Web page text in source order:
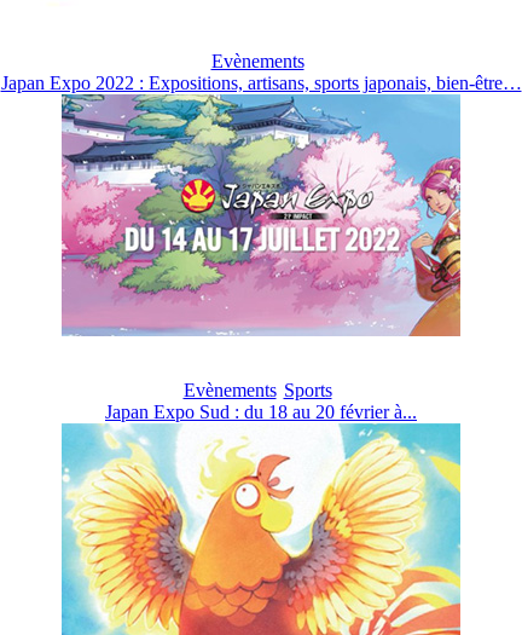
Evènements
Japan Expo 2022 : Expositions, artisans, sports japonais, bien-être…
Evènements Sports
Japan Expo Sud : du 18 au 20 février à...